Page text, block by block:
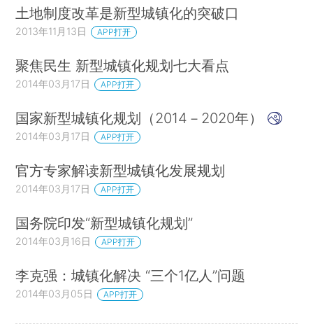
土地制度改革是新型城镇化的突破口
2013年11月13日 APP打开
聚焦民生 新型城镇化规划七大看点
2014年03月17日 APP打开
国家新型城镇化规划（2014－2020年）
2014年03月17日 APP打开
官方专家解读新型城镇化发展规划
2014年03月17日 APP打开
国务院印发“新型城镇化规划”
2014年03月16日 APP打开
李克强：城镇化解决 “三个1亿人”问题
2014年03月05日 APP打开